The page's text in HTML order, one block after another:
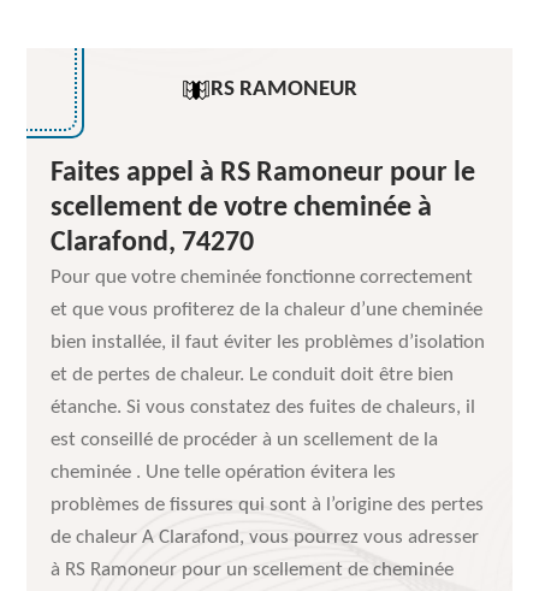
RS RAMONEUR
Faites appel à RS Ramoneur pour le
scellement de votre cheminée à
Clarafond, 74270
Pour que votre cheminée fonctionne correctement
et que vous profiterez de la chaleur d’une cheminée
bien installée, il faut éviter les problèmes d’isolation
et de pertes de chaleur. Le conduit doit être bien
étanche. Si vous constatez des fuites de chaleurs, il
est conseillé de procéder à un scellement de la
cheminée . Une telle opération évitera les
problèmes de fissures qui sont à l’origine des pertes
de chaleur A Clarafond, vous pourrez vous adresser
à RS Ramoneur pour un scellement de cheminée